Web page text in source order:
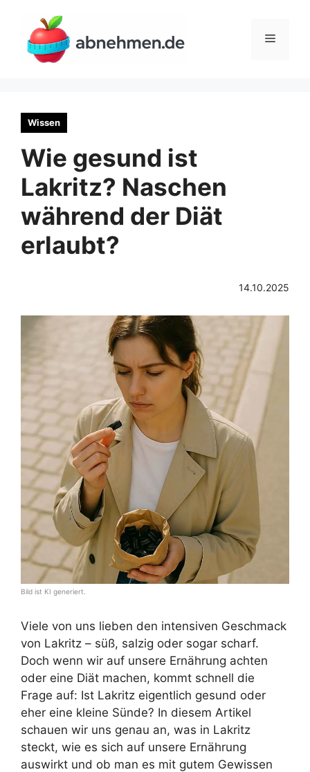
springen
Menü
Wissen
Wie gesund ist
Lakritz? Naschen
während der Diät
erlaubt?
14.10.2025
Bild ist KI generiert.
Viele von uns lieben den intensiven Geschmack
von Lakritz – süß, salzig oder sogar scharf.
Doch wenn wir auf unsere Ernährung achten
oder eine Diät machen, kommt schnell die
Frage auf: Ist Lakritz eigentlich gesund oder
eher eine kleine Sünde? In diesem Artikel
schauen wir uns genau an, was in Lakritz
steckt, wie es sich auf unsere Ernährung
auswirkt und ob man es mit gutem Gewissen